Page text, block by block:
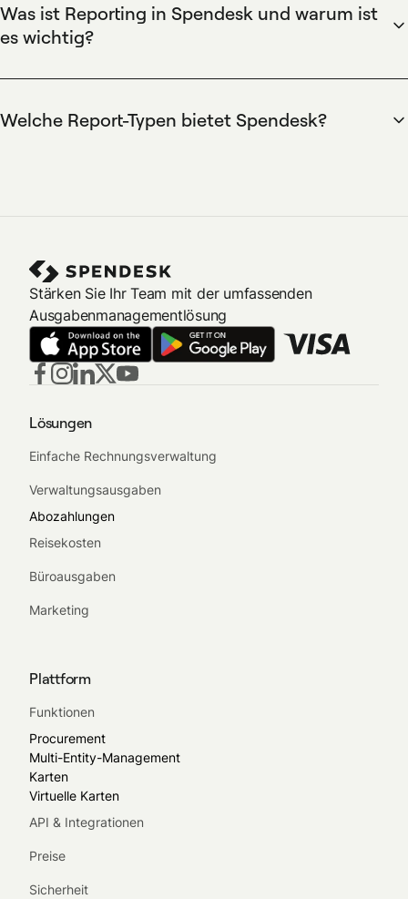
Was ist Reporting in Spendesk und warum ist
es wichtig?
Ausgabenberichte und Exporte für die Buchhaltung. Es gibt
Genehmigungen und unterstützt die Clôture und
Welche Report-Typen bietet Spendesk?
Stärken Sie Ihr Team mit der umfassenden
Ausgabenmanagementlösung
Lösungen
Einfache Rechnungsverwaltung
Verwaltungsausgaben
Abozahlungen
Reisekosten
Büroausgaben
Marketing
Plattform
Funktionen
Procurement
Multi-Entity-Management
Karten
Virtuelle Karten
API & Integrationen
Preise
Sicherheit